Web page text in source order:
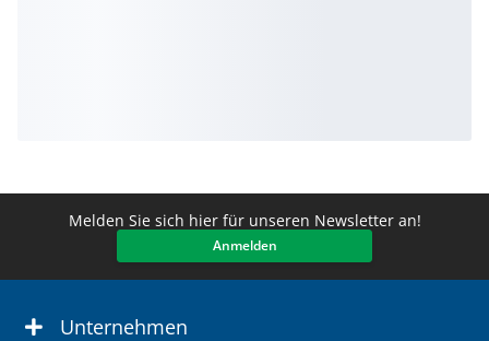
Melden Sie sich hier für unseren Newsletter an!
Anmelden
Unternehmen